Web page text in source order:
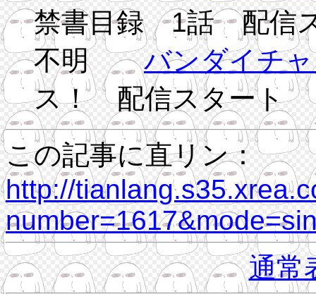
禁書目録 1話 配信
不明バンダイチ
ス！ 配信スタート
この記事に直リン：
http://
通常